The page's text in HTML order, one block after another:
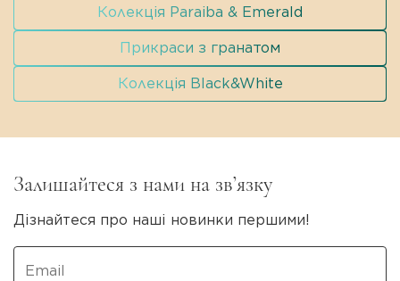
Колекція Paraiba & Emerald
Прикраси з гранатом
Колекція Black&White
Залишайтеся з нами на зв’язку
Дізнайтеся про наші новинки першими!